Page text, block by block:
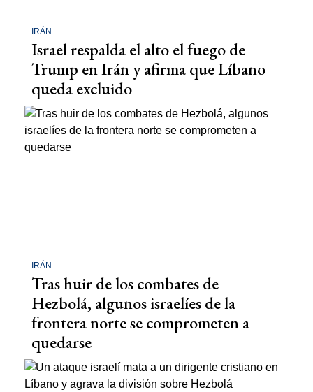
IRÁN
Israel respalda el alto el fuego de
Trump en Irán y afirma que Líbano
queda excluido
IRÁN
Tras huir de los combates de
Hezbolá, algunos israelíes de la
frontera norte se comprometen a
quedarse